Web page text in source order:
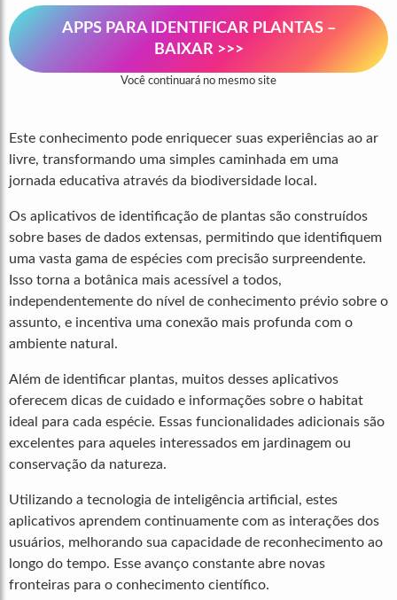
APPS PARA IDENTIFICAR PLANTAS –
BAIXAR >>>
Você continuará no mesmo site
Este conhecimento pode enriquecer suas experiências ao ar
livre, transformando uma simples caminhada em uma
jornada educativa através da biodiversidade local.
Os aplicativos de identificação de plantas são construídos
sobre bases de dados extensas, permitindo que identifiquem
uma vasta gama de espécies com precisão surpreendente.
Isso torna a botânica mais acessível a todos,
independentemente do nível de conhecimento prévio sobre o
assunto, e incentiva uma conexão mais profunda com o
ambiente natural.
Além de identificar plantas, muitos desses aplicativos
oferecem dicas de cuidado e informações sobre o habitat
ideal para cada espécie. Essas funcionalidades adicionais são
excelentes para aqueles interessados em jardinagem ou
conservação da natureza.
Utilizando a tecnologia de inteligência artificial, estes
aplicativos aprendem continuamente com as interações dos
usuários, melhorando sua capacidade de reconhecimento ao
longo do tempo. Esse avanço constante abre novas
fronteiras para o conhecimento científico.